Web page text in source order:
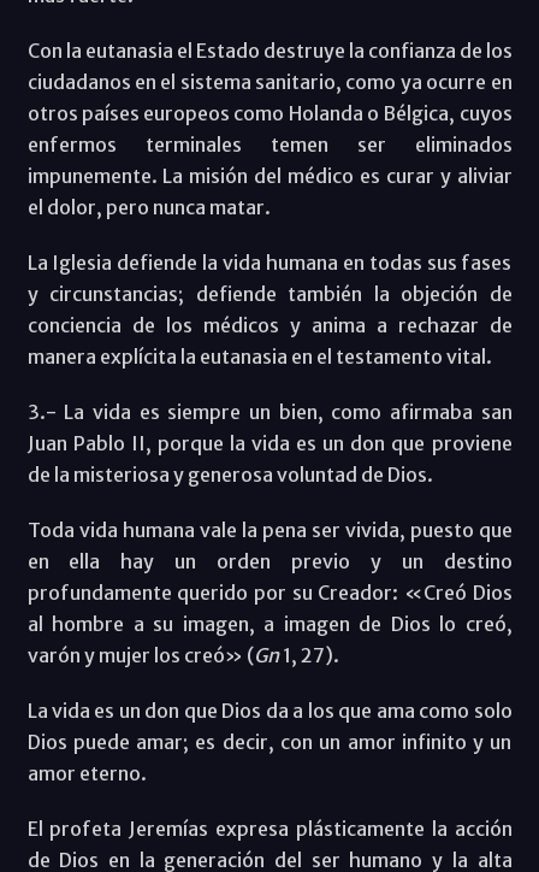
Con la eutanasia el Estado destruye la confianza de los
ciudadanos en el sistema sanitario, como ya ocurre en
otros países europeos como Holanda o Bélgica, cuyos
enfermos terminales temen ser eliminados
impunemente. La misión del médico es curar y aliviar
el dolor, pero nunca matar.
La Iglesia defiende la vida humana en todas sus fases
y circunstancias; defiende también la objeción de
conciencia de los médicos y anima a rechazar de
manera explícita la eutanasia en el testamento vital.
3.- La vida es siempre un bien, como afirmaba san
Juan Pablo II, porque la vida es un don que proviene
de la misteriosa y generosa voluntad de Dios.
Toda vida humana vale la pena ser vivida, puesto que
en ella hay un orden previo y un destino
profundamente querido por su Creador: «Creó Dios
al hombre a su imagen, a imagen de Dios lo creó,
varón y mujer los creó» (Gn1, 27).
La vida es un don que Dios da a los que ama como solo
Dios puede amar; es decir, con un amor infinito y un
amor eterno.
El profeta Jeremías expresa plásticamente la acción
de Dios en la generación del ser humano y la alta